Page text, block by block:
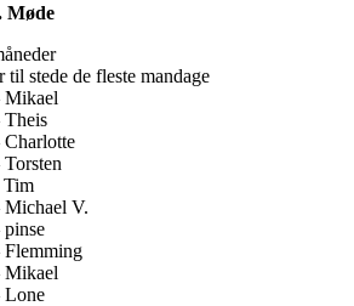
Møde
stede de fleste mandage
Mikael
Theis
Charlotte
Tim
Michael V.
pinse
Flemming
Mikael
Lone